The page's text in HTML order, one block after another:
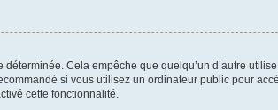
Cela empêche que quelqu’un d’autre
si vous utilisez un ordinateur public pour
cette fonctionnalité.